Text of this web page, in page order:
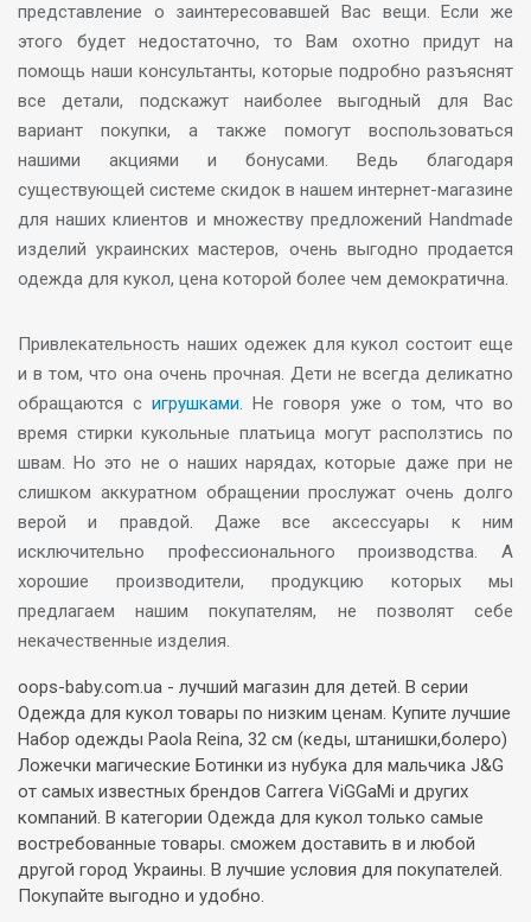
представление о заинтересовавшей Вас вещи. Если же
этого будет недостаточно, то Вам охотно придут на
помощь наши консультанты, которые подробно разъяснят
все детали, подскажут наиболее выгодный для Вас
вариант покупки, а также помогут воспользоваться
нашими акциями и бонусами. Ведь благодаря
существующей системе скидок в нашем интернет-магазине
для наших клиентов и множеству предложений Handmade
изделий украинских мастеров, очень выгодно продается
одежда для кукол, цена которой более чем демократична.
Привлекательность наших одежек для кукол состоит еще
и в том, что она очень прочная. Дети не всегда деликатно
обращаются сигрушками. Не говоря уже о том, что во
время стирки кукольные платьица могут расползтись по
швам. Но это не о наших нарядах, которые даже при не
слишком аккуратном обращении прослужат очень долго
верой и правдой. Даже все аксессуары к ним
исключительно профессионального производства. А
хорошие производители, продукцию которых мы
предлагаем нашим покупателям, не позволят себе
некачественные изделия.
oops-baby.com.ua - лучший магазин для детей. В серии
Одежда для кукол товары по низким ценам. Купите лучшие
Набор одежды Paola Reina, 32 см (кеды, штанишки,болеро)
Ложечки магические Ботинки из нубука для мальчика J&G
от самых известных брендов Carrera ViGGaMi и других
компаний. В категории Одежда для кукол только самые
востребованные товары. сможем доставить в и любой
другой город Украины. В лучшие условия для покупателей.
Покупайте выгодно и удобно.